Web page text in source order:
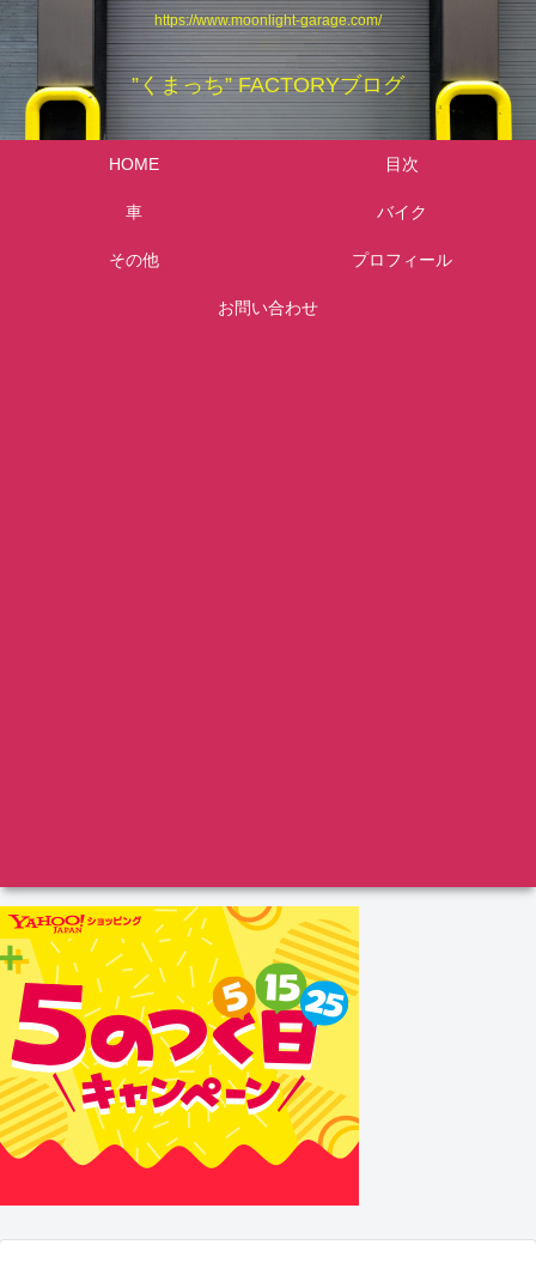
https://www.moonlight-garage.com/
”くまっち” FACTORYブログ
HOME 目次
車 バイク
その他 プロフィール
お問い合わせ